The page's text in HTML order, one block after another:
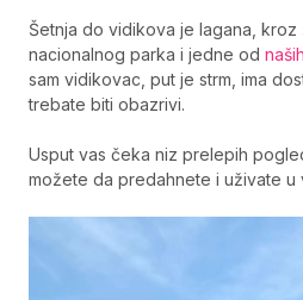
Šetnja do vidikova je lagana,
nacionalnog parka i jedne od
sam vidikovac, put je strm, ima
trebate biti obazrivi.
Usput vas čeka niz prelepih
možete da predahnete i uživate u